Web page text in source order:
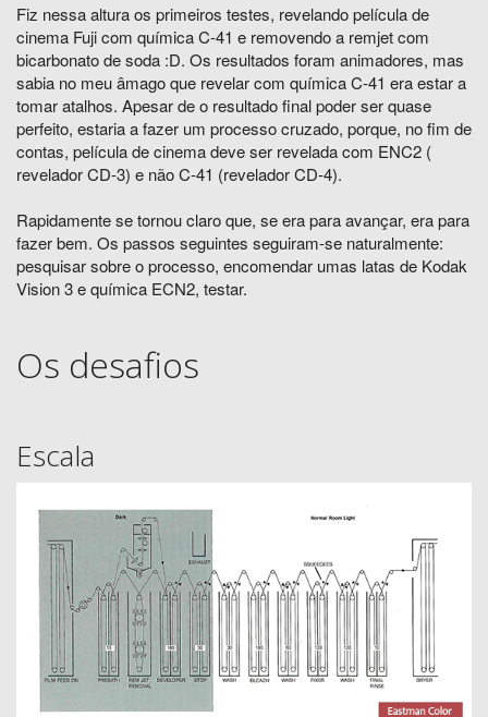
Fiz nessa altura os primeiros testes, revelando película de
cinema Fuji com química C-41 e removendo a remjet com
bicarbonato de soda :D. Os resultados foram animadores, mas
sabia no meu âmago que revelar com química C-41 era estar a
tomar atalhos. Apesar de o resultado final poder ser quase
perfeito, estaria a fazer um processo cruzado, porque, no fim de
contas, película de cinema deve ser revelada com ENC2 (
revelador CD-3) e não C-41 (revelador CD-4).
Rapidamente se tornou claro que, se era para avançar, era para
fazer bem. Os passos seguintes seguiram-se naturalmente:
pesquisar sobre o processo, encomendar umas latas de Kodak
Vision 3 e química ECN2, testar.
Os desafios
Escala